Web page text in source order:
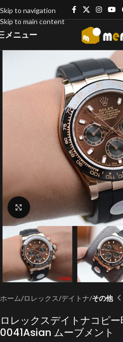
Skip to navigation
Skip to main content
メニュー
クリックで拡大
ホーム ロレックス デイトナ その他
ロレックスデイトナコピ
0041Asian ムーブメント